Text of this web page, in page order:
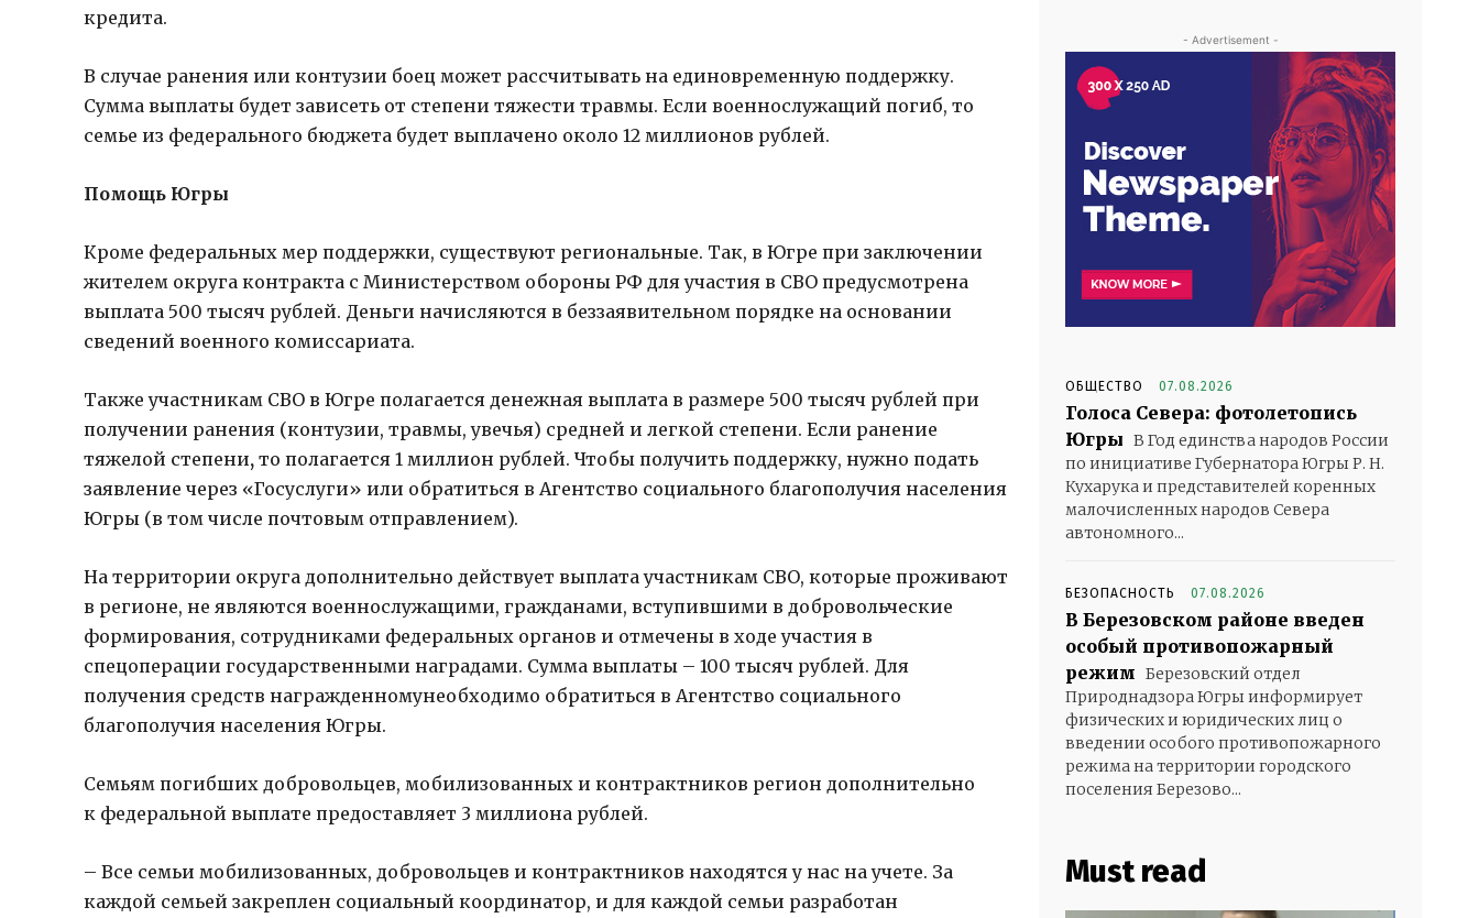
кредита.
В случае ранения или контузии боец может рассчитывать на единовременную поддержку.
Сумма выплаты будет зависеть от степени тяжести травмы. Если военнослужащий погиб, то
семье из федерального бюджета будет выплачено около 12 миллионов рублей.
Помощь Югры
Кроме федеральных мер поддержки, существуют региональные. Так, в Югре при заключении
жителем округа контракта с Министерством обороны РФ для участия в СВО предусмотрена
выплата 500 тысяч рублей. Деньги начисляются в беззаявительном порядке на основании
сведений военного комиссариата.
Также участникам СВО в Югре полагается денежная выплата в размере 500 тысяч рублей при
получении ранения (контузии, травмы, увечья) средней и легкой степени. Если ранение
тяжелой степени, то полагается 1 миллион рублей. Чтобы получить поддержку, нужно подать
заявление через «Госуслуги» или обратиться в Агентство социального благополучия населения
Югры (в том числе почтовым отправлением).
На территории округа дополнительно действует выплата участникам СВО, которые проживают
в регионе, не являются военнослужащими, гражданами, вступившими в добровольческие
формирования, сотрудниками федеральных органов и отмечены в ходе участия в
спецоперации государственными наградами. Сумма выплаты – 100 тысяч рублей. Для
получения средств награжденномунеобходимо обратиться в Агентство социального
благополучия населения Югры.
Семьям погибших добровольцев, мобилизованных и контрактников регион дополнительно
к федеральной выплате предоставляет 3 миллиона рублей.
– Все семьи мобилизованных, добровольцев и контрактников находятся у нас на учете. За
каждой семьей закреплен социальный координатор, и для каждой семьи разработан
- Advertisement -
ОБЩЕСТВО 07.08.2026
Голоса Севера: фотолетопись
Югры В Год единства народов России
по инициативе Губернатора Югры Р. Н.
Кухарука и представителей коренных
малочисленных народов Севера
автономного...
БЕЗОПАСНОСТЬ 07.08.2026
В Березовском районе введен
особый противопожарный
режим Березовский отдел
Природнадзора Югры информирует
физических и юридических лиц о
введении особого противопожарного
режима на территории городского
поселения Березово...
Must read